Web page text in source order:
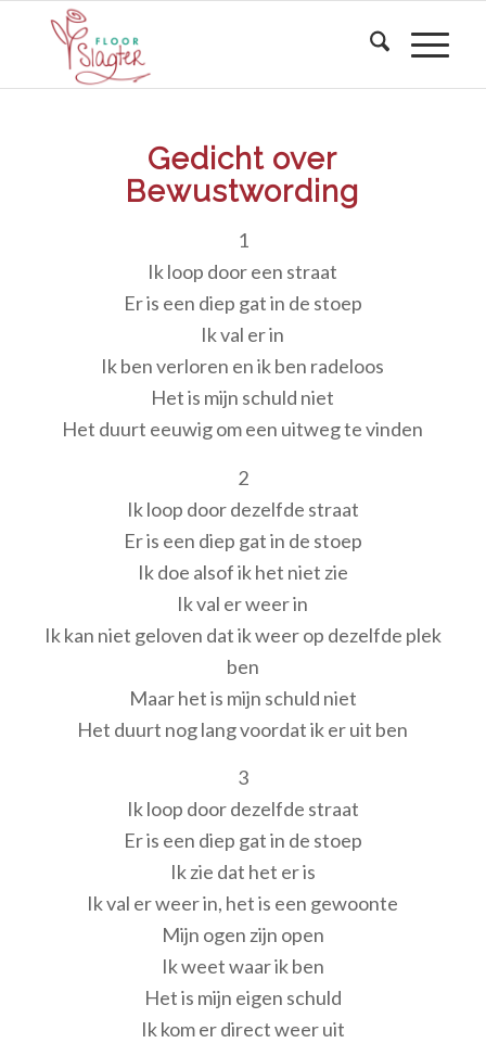
Gedicht over
Bewustwording
1
Ik loop door een straat
Er is een diep gat in de stoep
Ik val er in
Ik ben verloren en ik ben radeloos
Het is mijn schuld niet
Het duurt eeuwig om een uitweg te vinden
2
Ik loop door dezelfde straat
Er is een diep gat in de stoep
Ik doe alsof ik het niet zie
Ik val er weer in
Ik kan niet geloven dat ik weer op dezelfde plek
ben
Maar het is mijn schuld niet
Het duurt nog lang voordat ik er uit ben
3
Ik loop door dezelfde straat
Er is een diep gat in de stoep
Ik zie dat het er is
Ik val er weer in, het is een gewoonte
Mijn ogen zijn open
Ik weet waar ik ben
Het is mijn eigen schuld
Ik kom er direct weer uit